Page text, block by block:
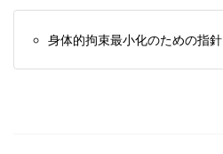
身体的拘束最小化のための指針